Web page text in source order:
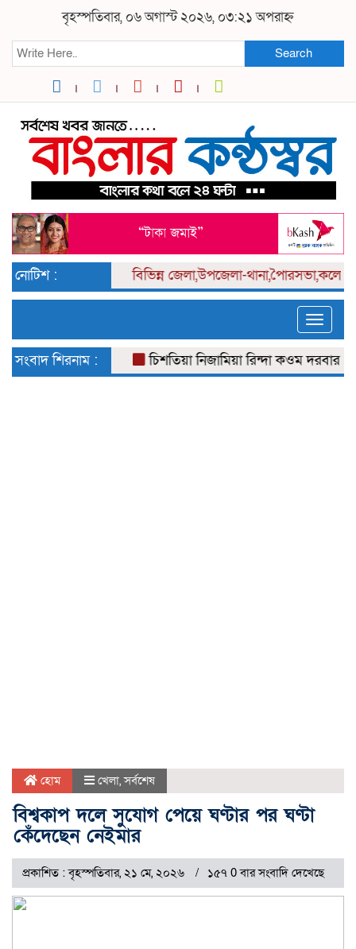
বৃহস্পতিবার, ০৬ অগাস্ট ২০২৬, ০৩:২১ অপরাহ্ন
Search
নোটিশ : বিভিন্নজেলা,উপজেলা-থানা,পৈারসভা,কলেজ
Toggle
সংবাদ শিরনাম :
চিশতিয়া নিজামিয়া রিন্দা কওম দরবার
হোম খেলা,সর্বশেষ
বিশ্বকাপ দলে সুযোগ পেয়ে ঘণ্টার পর ঘণ্টা
কেঁদেছেন নেইমার
প্রকাশিত : বৃহস্পতিবার, ২১ মে, ২০২৬ ১৫৭ 0 বার সংবাদি দেখেছে